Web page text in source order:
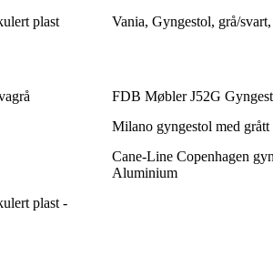
plast Vania, Gyngestol, grå/
FDB Møbler J52G
Milano gyngestol med grått
Cane-Line Copenhagen
Aluminium
plast -